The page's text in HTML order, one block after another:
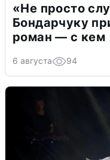
«Не просто
Бондарчуку
роман — с кем
6 августа 94